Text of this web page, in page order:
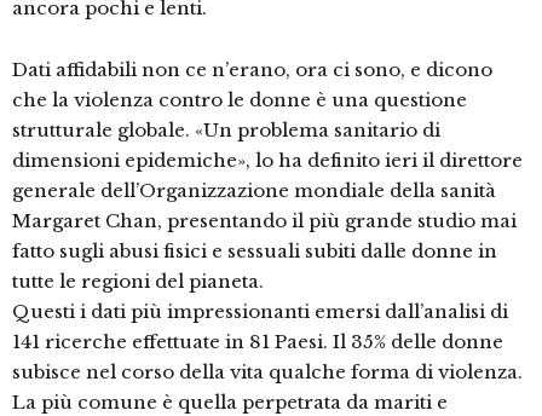
ancora pochi e lenti.
Dati affidabili non ce n’erano, ora ci sono, e dicono
che la violenza contro le donne è una questione
strutturale globale. «Un problema sanitario di
dimensioni epidemiche», lo ha definito ieri il direttore
generale dell’Organizzazione mondiale della sanità
Margaret Chan, presentando il più grande studio mai
fatto sugli abusi fisici e sessuali subiti dalle donne in
tutte le regioni del pianeta.
Questi i dati più impressionanti emersi dall’analisi di
141 ricerche effettuate in 81 Paesi. Il 35% delle donne
subisce nel corso della vita qualche forma di violenza.
La più comune è quella perpetrata da mariti e